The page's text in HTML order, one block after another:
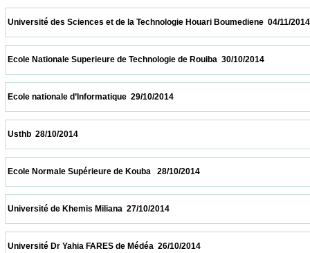
Université des Sciences et de la Technologie Houari
Ecole Nationale Superieure de Technologie de Rouiba  30/10/
Ecole nationale d’Informatique  29/10/2014
Usthb  28/10/2014
Ecole Normale Supérieure de Kouba   28/10/2014
Université de Khemis Miliana  27/10/2014
Université Dr Yahia FARES de Médéa  26/10/2014